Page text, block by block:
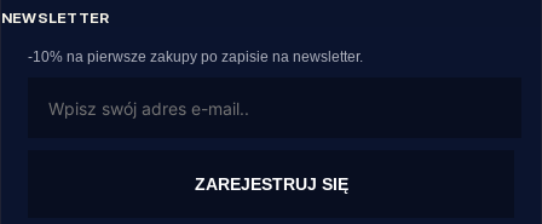
NEWSLETTER
-10% na pierwsze zakupy po zapisie na newsletter.
ZAREJESTRUJ SIĘ